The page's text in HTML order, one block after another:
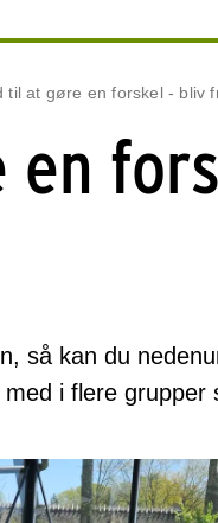
til at gøre en forskel - bliv
så kan du
i flere grupper